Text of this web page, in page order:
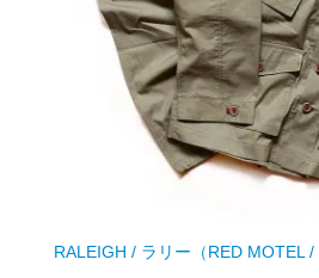
RALEIGH / ラリー（RED MOTEL /